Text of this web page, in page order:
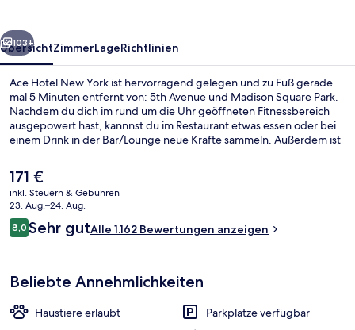
Weiter
103+
ÜbersichtZimmerLageRichtlinien
Ace Hotel New York ist hervorragend gelegen und zu Fuß gerade
mal 5 Minuten entfernt von: 5th Avenue und Madison Square Park.
Nachdem du dich im rund um die Uhr geöffneten Fitnessbereich
ausgepowert hast, kannnst du im Restaurant etwas essen oder bei
einem Drink in der Bar/Lounge neue Kräfte sammeln. Außerdem ist
Building und Madison Square Garden. Anderen Reisenden gefallen
das hilfsbereite Personal und die Lage sehr gut. Die Unterkunft ist
nur einen kurzen Fußmarsch von den öffentlichen Verkehrsmitteln
entfernt: Bis zur U-Bahn sind es wenige Schritte (U-Bahn-Station
28th St. (Broadway)) bzw. 6 Minuten (U-Bahn-Station 34th St. -
Herald Square).
Der
aktuelle
Preis
beträgt
171 €.
171 €
inkl. Steuern & Gebühren
23. Aug.–24. Aug.
Bewertungen
8,08,0 von 10.
Sehr gutAlle 1.162 Bewertungen anzeigen
Beliebte Annehmlichkeiten
Haustiere erlaubt
Parkplätze verfügbar